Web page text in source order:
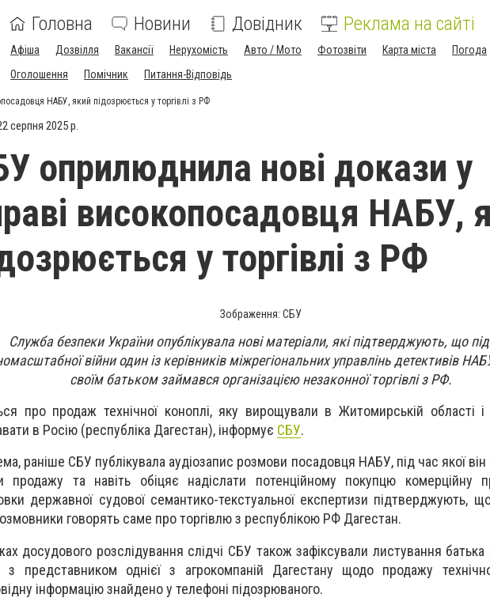
Головна Новини Довідник Реклама на сайті
Афіша Дозвілля Вакансії Нерухомість Авто / Мото Фотозвіти Карта міста Погода
Оголошення
Помічник Питання-Відповідь
НАБУ, який підозрюється у торгівлі з РФ
серпня 2025 р.
оприлюднила нові докази у
високопосадовця НАБУ,
у торгівлі з РФ
Зображення: СБУ
Служба безпеки України опублікувала нові матеріали, які підтверджують, що
війни один із керівників міжрегіональних управлінь детективів
своїм батьком займався організацією незаконної торгівлі з РФ.
про продаж технічної коноплі, яку вирощували в Житомирській області і
в Росію (республіка Дагестан), інформує СБУ.
раніше СБУ публікувала аудіозапис розмови посадовця НАБУ, під час якої
продажу та навіть обіцяє надіслати потенційному покупцю комерційну
державної судової семантико-текстуальної експертизи підтверджують,
говорять саме про торгівлю з республікою РФ Дагестан.
досудового розслідування слідчі СБУ також зафіксували листування
представником однієї з агрокомпаній Дагестану щодо продажу
інформацію знайдено у телефоні підозрюваного.